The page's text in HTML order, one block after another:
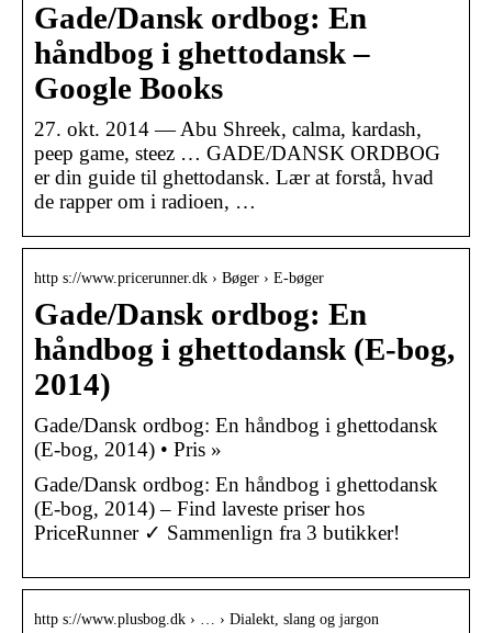
Gade/Dansk ordbog: En
håndbog i ghettodansk –
Google Books
27. okt. 2014 — Abu Shreek, calma, kardash,
peep game, steez … GADE/DANSK ORDBOG
er din guide til ghettodansk. Lær at forstå, hvad
de rapper om i radioen, …
http s://www.pricerunner.dk › Bøger › E-bøger
Gade/Dansk ordbog: En
håndbog i ghettodansk (E-bog,
2014)
Gade/Dansk ordbog: En håndbog i ghettodansk
(E-bog, 2014) • Pris »
Gade/Dansk ordbog: En håndbog i ghettodansk
(E-bog, 2014) – Find laveste priser hos
PriceRunner ✓ Sammenlign fra 3 butikker!
http s://www.plusbog.dk › … › Dialekt, slang og jargon